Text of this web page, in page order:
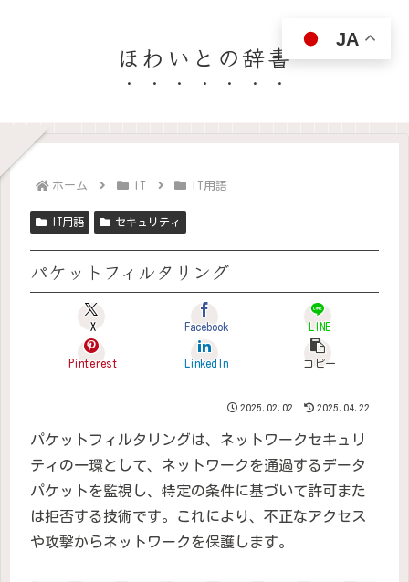
ほわいとの辞書
ホーム IT IT用語
IT用語 セキュリティ
パケットフィルタリング
X Facebook LINE
Pinterest LinkedIn コピー
2025.02.02 2025.04.22
パケットフィルタリングは、ネットワークセキュリ
ティの一環として、ネットワークを通過するデータ
パケットを監視し、特定の条件に基づいて許可また
は拒否する技術です。これにより、不正なアクセス
や攻撃からネットワークを保護します。
JA